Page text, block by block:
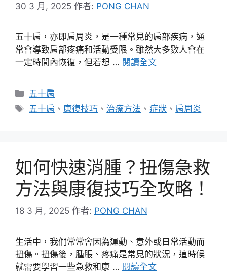
30 3 月, 2025 作者: PONG CHAN
五十肩，亦即肩周炎，是一種常見的肩部疾病，通
常會導致肩部疼痛和活動受限。雖然大多數人會在
一定時間內恢復，但若想 … 閱讀全文
分
類
五十肩
標
五十肩 、 康復技巧 、 治療方法 、症狀 、 肩周炎
如何快速消腫？扭傷急救
方法與康復技巧全攻略！
18 3 月, 2025 作者: PONG CHAN
生活中，我們常常會因為運動、意外或日常活動而
扭傷。扭傷後，腫脹、疼痛是常見的狀況，這時候
就需要學習一些急救和康 … 閱讀全文